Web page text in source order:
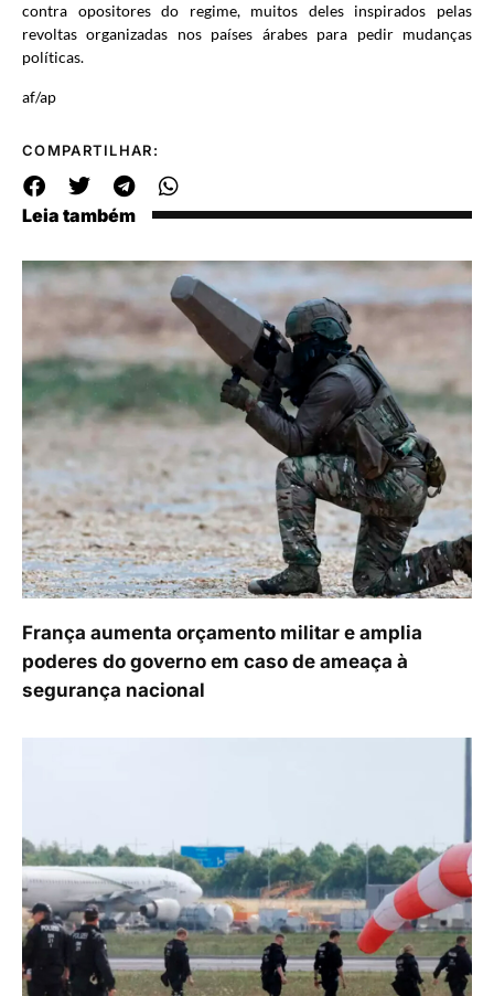
contra opositores do regime, muitos deles inspirados pelas
revoltas organizadas nos países árabes para pedir mudanças
políticas.
af/ap
COMPARTILHAR:
Leia também
França aumenta orçamento militar e amplia
poderes do governo em caso de ameaça à
segurança nacional